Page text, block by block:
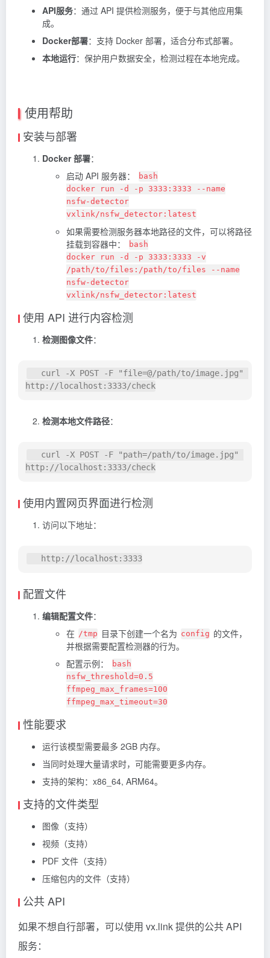
API服务：通过 API 提供检测服务，便于与其他应用集
成。
Docker部署：支持 Docker 部署，适合分布式部署。
本地运行：保护用户数据安全，检测过程在本地完成。
使用帮助
安装与部署
Docker 部署：
启动 API 服务器：
bash
docker run -d -p 3333:3333 --name
nsfw-detector
vxlink/nsfw_detector:latest
如果需要检测服务器本地路径的文件，可以将路径
挂载到容器中：
bash
docker run -d -p 3333:3333 -v
/path/to/files:/path/to/files --name
nsfw-detector
vxlink/nsfw_detector:latest
使用 API 进行内容检测
检测图像文件：
检测本地文件路径：
使用内置网页界面进行检测
访问以下地址：
配置文件
编辑配置文件：
在 /tmp 目录下创建一个名为 config 的文件，
并根据需要配置检测器的行为。
配置示例：
bash
nsfw_threshold=0.5
ffmpeg_max_frames=100
ffmpeg_max_timeout=30
性能要求
运行该模型需要最多 2GB 内存。
当同时处理大量请求时，可能需要更多内存。
支持的架构：x86_64, ARM64。
支持的文件类型
图像（支持）
视频（支持）
PDF 文件（支持）
压缩包内的文件（支持）
公共 API
如果不想自行部署，可以使用 vx.link 提供的公共 API
服务：